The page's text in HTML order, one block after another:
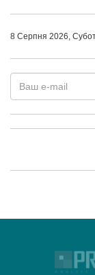
8 Серпня 2026,